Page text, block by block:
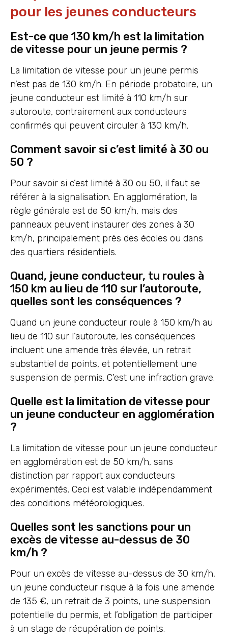
pour les jeunes conducteurs
Est-ce que 130 km/h est la limitation
de vitesse pour un jeune permis ?
La limitation de vitesse pour un jeune permis
n’est pas de 130 km/h. En période probatoire, un
jeune conducteur est limité à 110 km/h sur
autoroute, contrairement aux conducteurs
confirmés qui peuvent circuler à 130 km/h.
Comment savoir si c’est limité à 30 ou
50 ?
Pour savoir si c’est limité à 30 ou 50, il faut se
référer à la signalisation. En agglomération, la
règle générale est de 50 km/h, mais des
panneaux peuvent instaurer des zones à 30
km/h, principalement près des écoles ou dans
des quartiers résidentiels.
Quand, jeune conducteur, tu roules à
150 km au lieu de 110 sur l’autoroute,
quelles sont les conséquences ?
Quand un jeune conducteur roule à 150 km/h au
lieu de 110 sur l’autoroute, les conséquences
incluent une amende très élevée, un retrait
substantiel de points, et potentiellement une
suspension de permis. C’est une infraction grave.
Quelle est la limitation de vitesse pour
un jeune conducteur en agglomération
?
La limitation de vitesse pour un jeune conducteur
en agglomération est de 50 km/h, sans
distinction par rapport aux conducteurs
expérimentés. Ceci est valable indépendamment
des conditions météorologiques.
Quelles sont les sanctions pour un
excès de vitesse au-dessus de 30
km/h ?
Pour un excès de vitesse au-dessus de 30 km/h,
un jeune conducteur risque à la fois une amende
de 135 €, un retrait de 3 points, une suspension
potentielle du permis, et l’obligation de participer
à un stage de récupération de points.